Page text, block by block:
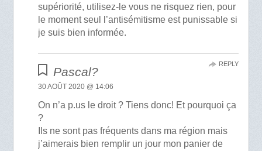
supériorité, utilisez-le vous ne risquez rien, pour
le moment seul l’antisémitisme est punissable si
je suis bien informée.
Pascal?
30 AOÛT 2020 @ 14:06
On n’a p.us le droit ? Tiens donc! Et pourquoi ça
?
Ils ne sont pas fréquents dans ma région mais
j’aimerais bien remplir un jour mon panier de
REPLY